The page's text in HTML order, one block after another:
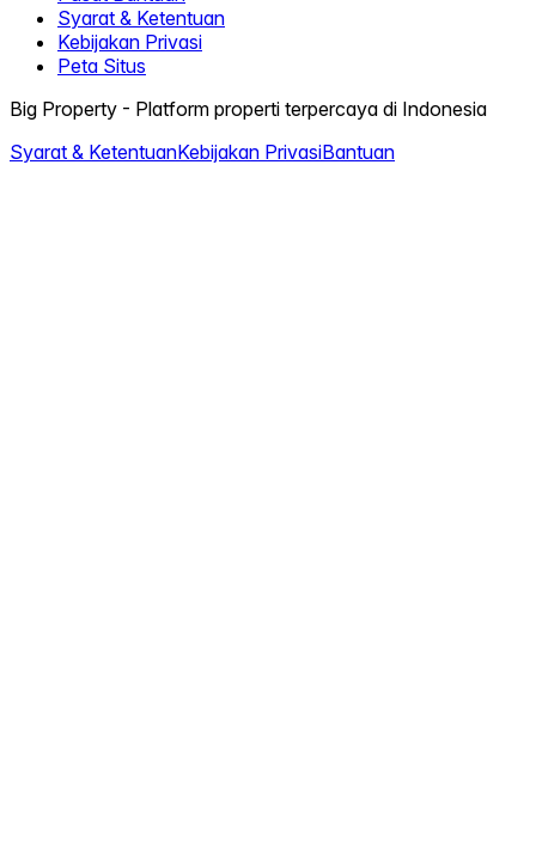
Syarat & Ketentuan
Kebijakan Privasi
Peta Situs
Big Property - Platform properti terpercaya di Indonesia
Syarat & KetentuanKebijakan PrivasiBantuan